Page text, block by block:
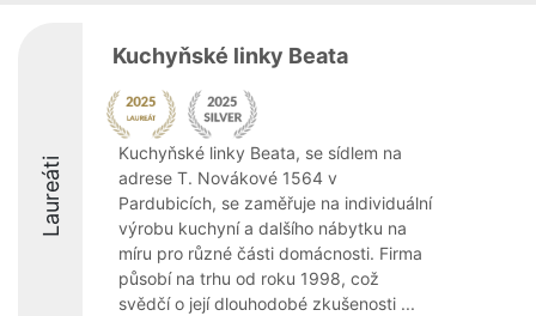
Laureáti
Kuchyňské linky Beata
Kuchyňské linky Beata, se sídlem na
adrese T. Novákové 1564 v
Pardubicích, se zaměřuje na individuální
výrobu kuchyní a dalšího nábytku na
míru pro různé části domácnosti. Firma
působí na trhu od roku 1998, což
svědčí o její dlouhodobé zkušenosti ...